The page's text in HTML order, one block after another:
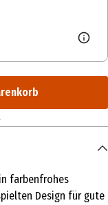
farbenfrohes
Design für gute